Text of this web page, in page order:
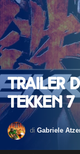
Trailer
Tekken 7
di Gabriele